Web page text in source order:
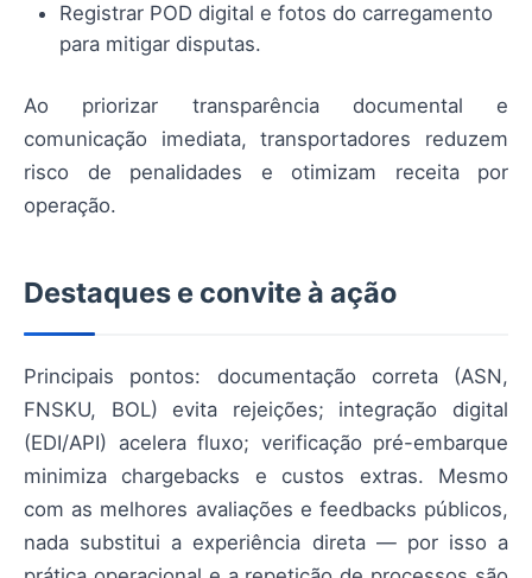
Registrar POD digital e fotos do carregamento
para mitigar disputas.
Ao priorizar transparência documental e
comunicação imediata, transportadores reduzem
risco de penalidades e otimizam receita por
operação.
Destaques e convite à ação
Principais pontos: documentação correta (ASN,
FNSKU, BOL) evita rejeições; integração digital
(EDI/API) acelera fluxo; verificação pré-embarque
minimiza chargebacks e custos extras. Mesmo
com as melhores avaliações e feedbacks públicos,
nada substitui a experiência direta — por isso a